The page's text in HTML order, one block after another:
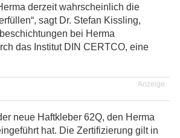
derzeit wahrscheinlich die
sagt Dr. Stefan Kissling,
bei Herma
das Institut DIN CERTCO, eine
Anzeige
neue Haftkleber 62Q, den Herma
hat. Die Zertifizierung gilt in